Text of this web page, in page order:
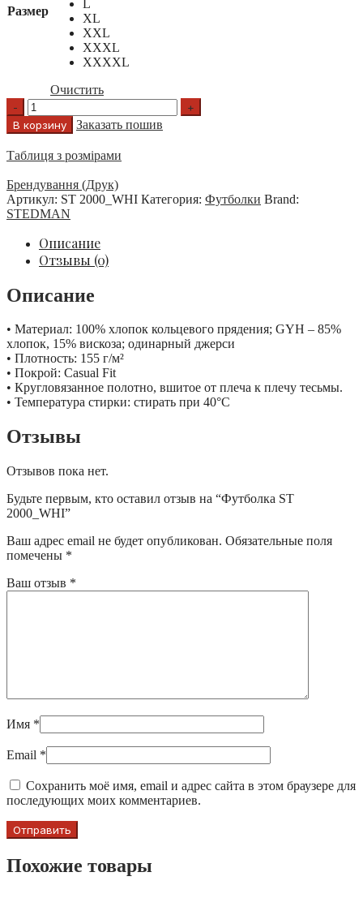
Размер
L
XL
XXL
XXXL
XXXXL
Очистить
В корзину Заказать пошив
Таблиця з розмірами
Брендування (Друк)
Артикул: ST 2000_WHI Категория: Футболки Brand:
STEDMAN
Описание
Отзывы (0)
Описание
• Материал: 100% хлопок кольцевого прядения; GYH – 85%
хлопок, 15% вискоза; одинарный джерси
• Плотность: 155 г/м²
• Покрой: Casual Fit
• Кругловязанное полотно, вшитое от плеча к плечу тесьмы.
• Температура стирки: стирать при 40°C
Отзывы
Отзывов пока нет.
Будьте первым, кто оставил отзыв на “Футболка ST
2000_WHI”
Ваш адрес email не будет опубликован. Обязательные поля
помечены *
Ваш отзыв *
Имя *
Email *
Сохранить моё имя, email и адрес сайта в этом браузере для
последующих моих комментариев.
Похожие товары